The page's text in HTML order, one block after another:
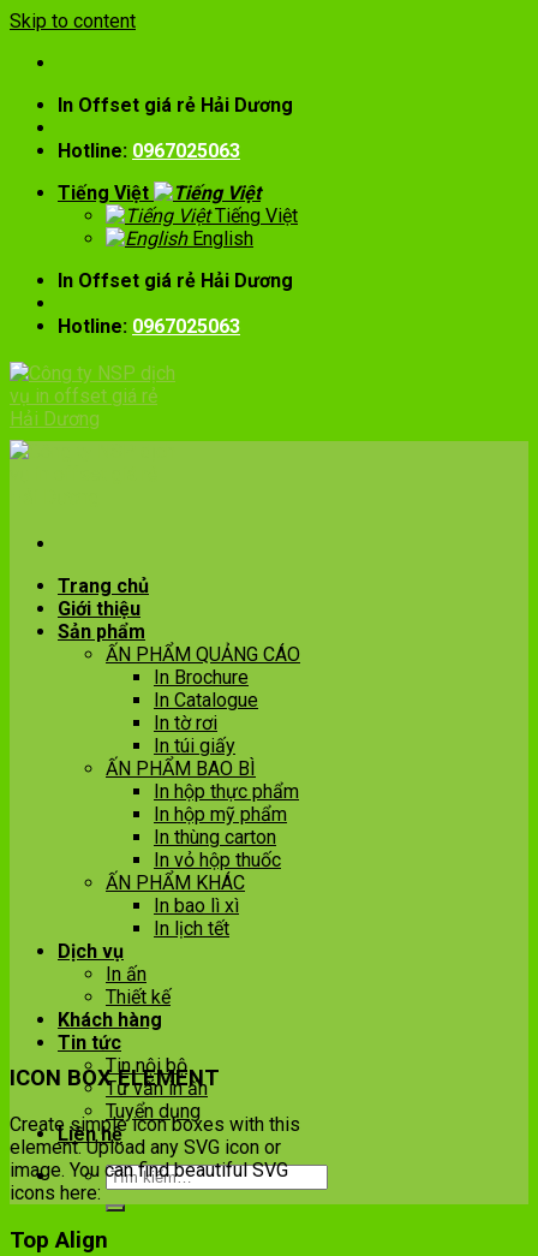
Skip to content
In Offset giá rẻ Hải Dương
Hotline: 0967025063
Tiếng Việt
Tiếng Việt
English
In Offset giá rẻ Hải Dương
Hotline: 0967025063
Trang chủ
Giới thiệu
Sản phẩm
ẤN PHẨM QUẢNG CÁO
In Brochure
In Catalogue
In tờ rơi
In túi giấy
ẤN PHẨM BAO BÌ
In hộp thực phẩm
In hộp mỹ phẩm
In thùng carton
In vỏ hộp thuốc
ẤN PHẨM KHÁC
In bao lì xì
In lịch tết
Dịch vụ
In ấn
Thiết kế
Khách hàng
Tin tức
Tin nội bộ
Tư vấn in ấn
Tuyển dụng
Liên hệ
ICON BOX ELEMENT
Create simple icon boxes with this
element. Upload any SVG icon or
image. You can find beautiful SVG
icons here:
Top Align